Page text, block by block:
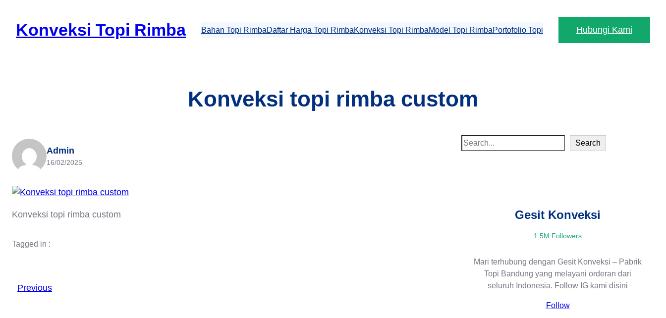
content
Konveksi Topi Rimba Bahan Topi RimbaDaftar Harga Topi RimbaKonveksi Topi RimbaModel Topi RimbaPortofolio Topi Hubungi Kami
Konveksi topi rimba custom
Admin
16/02/2025
Konveksi topi rimba custom
Tagged in :
Previous
S
e
Search
Gesit Konveksi
1.5M Followers
Mari terhubung dengan Gesit Konveksi – Pabrik
Topi Bandung yang melayani orderan dari
seluruh Indonesia. Follow IG kami disini
Follow